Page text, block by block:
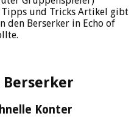
Tipps und Tricks Artikel gibt
den Berserker in Echo of
Konter